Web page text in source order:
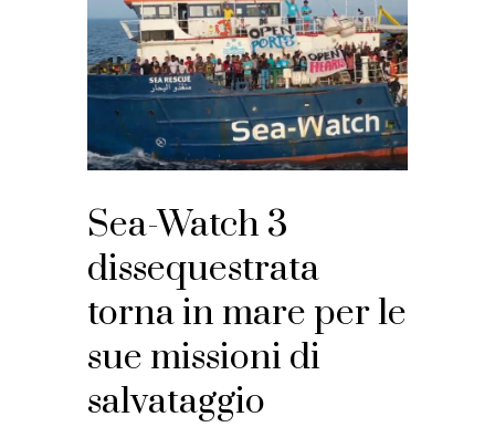
Sea-Watch 3
dissequestrata
torna in mare per le
sue missioni di
salvataggio